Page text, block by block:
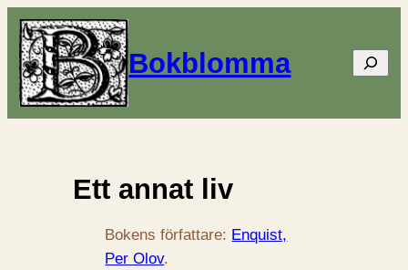
Bokblomma Sök
Ett annat liv
Bokens författare: Enquist,
Per Olov.